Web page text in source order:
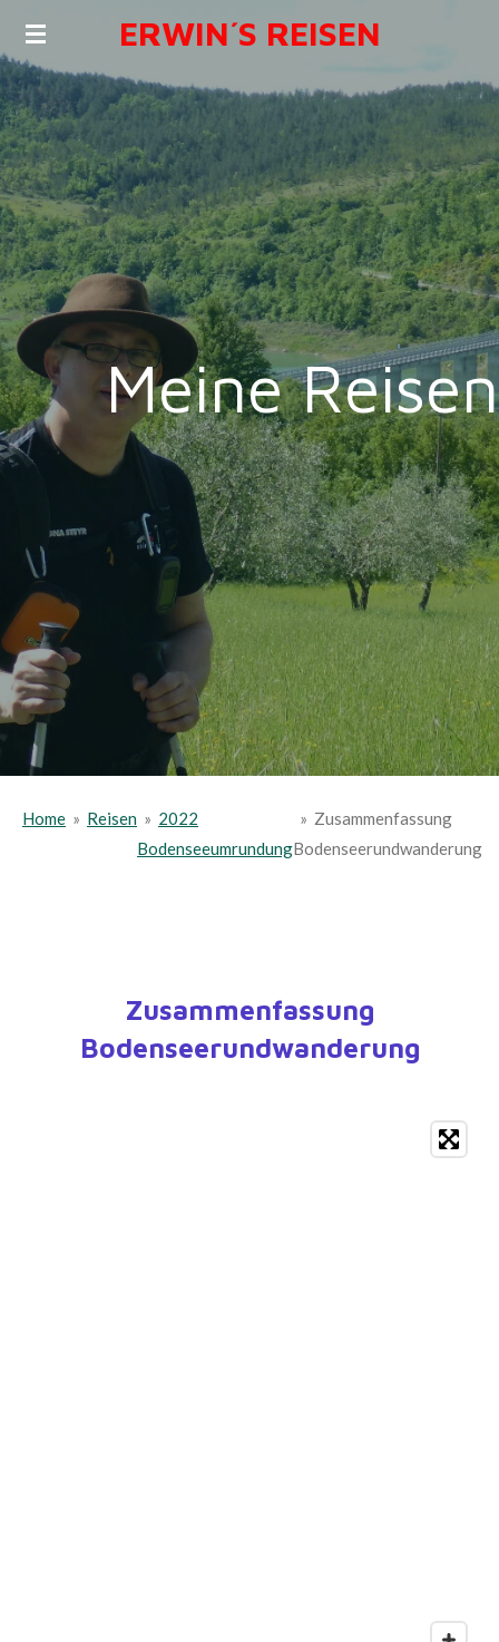
Zum
Hauptinhalt
springen
ERWIN´S REISEN
Meine Reisen
Home » Reisen » 2022
Bodenseeumrundung
» Zusammenfassung
Bodenseerundwanderung
Zusammenfassung
Bodenseerundwanderung